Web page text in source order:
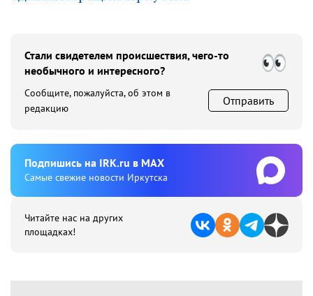
Стали свидетелем происшествия, чего-то
необычного и интересного?
Сообщите, пожалуйста, об этом в
редакцию
Отправить
Подпишиcь на IRK.ru в MAX
Cамые свежие новости Иркутска
Читайте нас на других
площадках!